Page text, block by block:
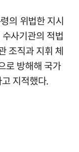
의 위법한 지시
사기관의 적법
조직과 지휘 체
로 방해해 국가
지적했다.